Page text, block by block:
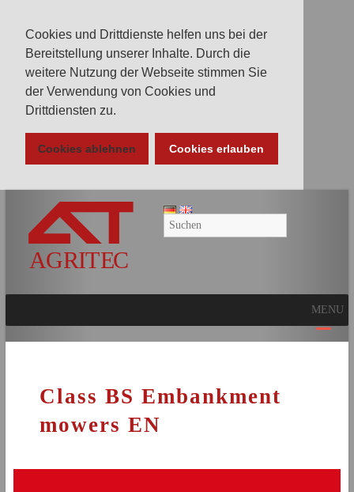
Cookies und Drittdienste helfen uns bei der
Bereitstellung unserer Inhalte. Durch die
weitere Nutzung der Webseite stimmen Sie
der Verwendung von Cookies und
Drittdiensten zu.
Cookies ablehnen Cookies erlauben
AGRITEC
GmbH
Mulcher,
Fräsen
Kunstrasenpflege
MENU
Class BS Embankment
mowers EN